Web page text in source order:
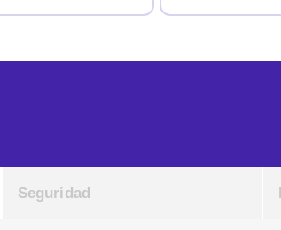
Seguridad